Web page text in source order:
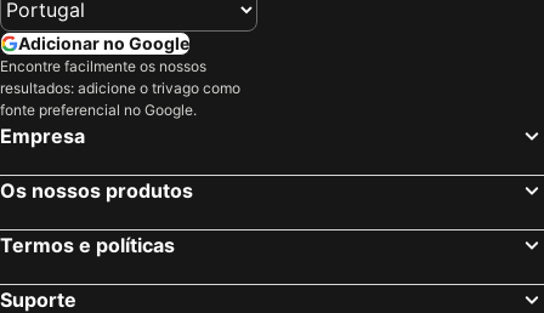
Adicionar no Google
Encontre facilmente os nossos
resultados: adicione o trivago como
fonte preferencial no Google.
Empresa
Os nossos produtos
Termos e políticas
Suporte